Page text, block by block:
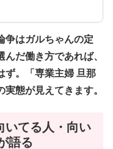
争はガルちゃんの定
だ働き方であれば、
ず。「専業主婦 旦那
態が見えてきます。
いてる人・向い
語る